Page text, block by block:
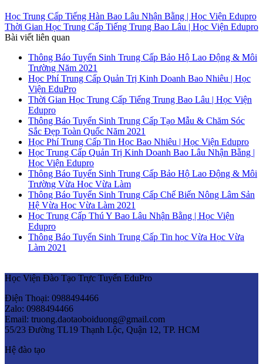
Học Trung Cấp Tiếng Hàn Bao Lâu Nhận Bằng | Học Viện Edupro
Thời Gian Học Trung Cấp Tiếng Trung Bao Lâu | Học Viện Edupro
Bài viết liên quan
Thông Báo Tuyển Sinh Trung Cấp Bảo Hộ Lao Động & Môi
Trường Năm 2021
Học Phí Trung Cấp Quản Trị Kinh Doanh Bao Nhiêu | Học
Viện EduPro
Thời Gian Học Trung Cấp Tiếng Trung Bao Lâu | Học Viện
Edupro
Thông Báo Tuyển Sinh Trung Cấp Tạo Mẫu & Chăm Sóc
Sắc Đẹp Toàn Quốc Năm 2021
Học Phí Trung Cấp Tin Học Bao Nhiêu | Học Viện Edupro
Học Trung Cấp Quản Trị Kinh Doanh Bao Lâu Nhận Bằng |
Học Viện Edupro
Thông Báo Tuyển Sinh Trung Cấp Bảo Hộ Lao Động & Môi
Trường Vừa Học Vừa Làm
Thông Báo Tuyển Sinh Trung Cấp Chế Biến Nông Lâm Sản
Hệ Vừa Học Vừa Làm 2021
Học Trung Cấp Thú Y Bao Lâu Nhận Bằng | Học Viện
Edupro
Thông Báo Tuyển Sinh Trung Cấp Tin học Vừa Học Vừa
Làm 2021
Học Viện Đào Tạo Trực Tuyến EduPro
Điện Thoại: 0988494466
Zalo: 0988494466
Email: truong.daotaoboiduong@gmail.com
55/23 Đường TL19 Thạnh Lộc, Quận 12, TP. HCM
Hệ đào tạo